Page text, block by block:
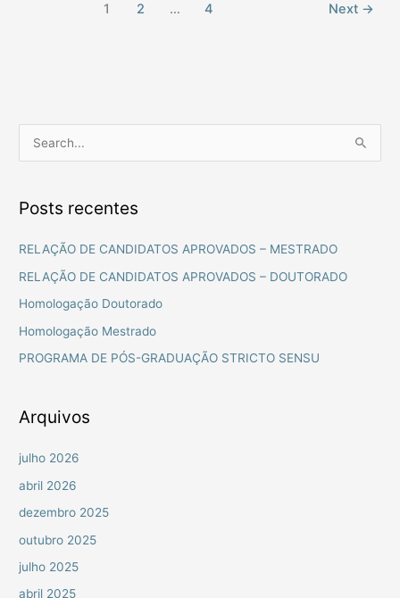
1 2 … 4 Next →
q
u
r
p
r
Posts recentes
RELAÇÃO DE CANDIDATOS APROVADOS – MESTRADO
RELAÇÃO DE CANDIDATOS APROVADOS – DOUTORADO
Homologação Doutorado
Homologação Mestrado
PROGRAMA DE PÓS-GRADUAÇÃO STRICTO SENSU
Arquivos
julho 2026
abril 2026
dezembro 2025
outubro 2025
julho 2025
abril 2025